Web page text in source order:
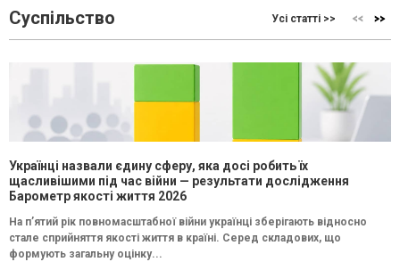
Суспільство Усі статті >>
Українці назвали єдину сферу, яка досі робить їх
щасливішими під час війни — результати дослідження
Барометр якості життя 2026
На п’ятий рік повномасштабної війни українці зберігають відносно
стале сприйняття якості життя в країні. Серед складових, що
формують загальну оцінку...